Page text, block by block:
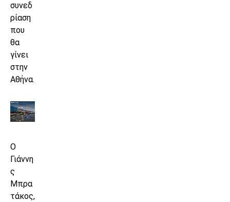
συνεδ
ρίαση
που
θα
γίνει
στην
Αθήνα.
Ο
Γιάννη
ς
Μπρα
τάκος,